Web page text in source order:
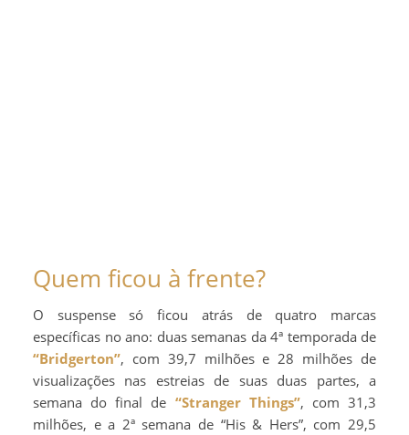
Quem ficou à frente?
O suspense só ficou atrás de quatro marcas
específicas no ano: duas semanas da 4ª temporada de
“Bridgerton”, com 39,7 milhões e 28 milhões de
visualizações nas estreias de suas duas partes, a
semana do final de “Stranger Things”, com 31,3
milhões, e a 2ª semana de “His & Hers”, com 29,5